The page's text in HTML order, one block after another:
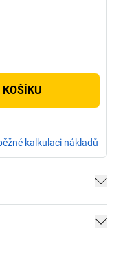
kalkulaci nákladů